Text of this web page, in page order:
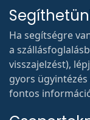
Ha segítségre
a
visszajelzést),
gyors
fontos